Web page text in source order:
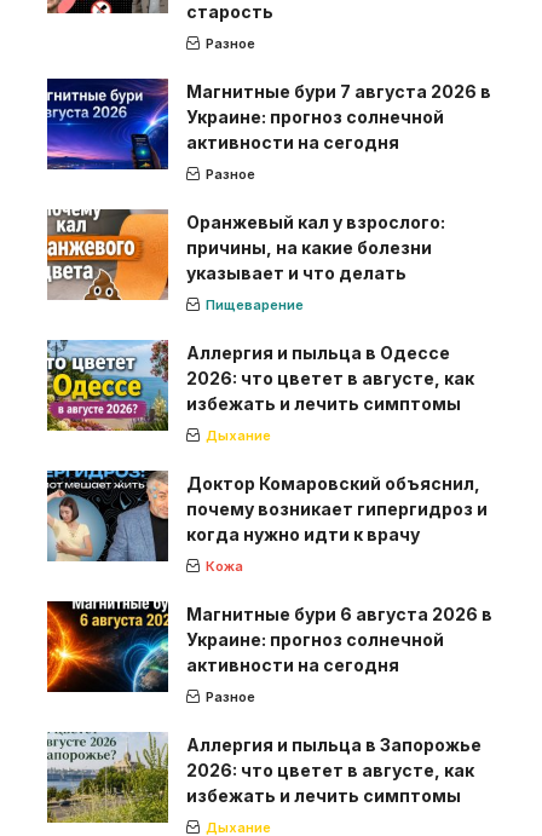
старость
Разное
Магнитные бури 7 августа 2026 в
Украине: прогноз солнечной
активности на сегодня
Разное
Оранжевый кал у взрослого:
причины, на какие болезни
указывает и что делать
Пищеварение
Аллергия и пыльца в Одессе
2026: что цветет в августе, как
избежать и лечить симптомы
Дыхание
Доктор Комаровский объяснил,
почему возникает гипергидроз и
когда нужно идти к врачу
Кожа
Магнитные бури 6 августа 2026 в
Украине: прогноз солнечной
активности на сегодня
Разное
Аллергия и пыльца в Запорожье
2026: что цветет в августе, как
избежать и лечить симптомы
Дыхание